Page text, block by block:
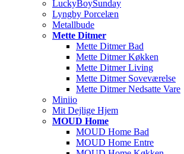
LuckyBoySunday
Lyngby Porcelæn
Metallbude
Mette Ditmer
Mette Ditmer Bad
Mette Ditmer Køkken
Mette Ditmer Living
Mette Ditmer Soveværelse
Mette Ditmer Nedsatte Vare
Miniio
Mit Dejlige Hjem
MOUD Home
MOUD Home Bad
MOUD Home Entre